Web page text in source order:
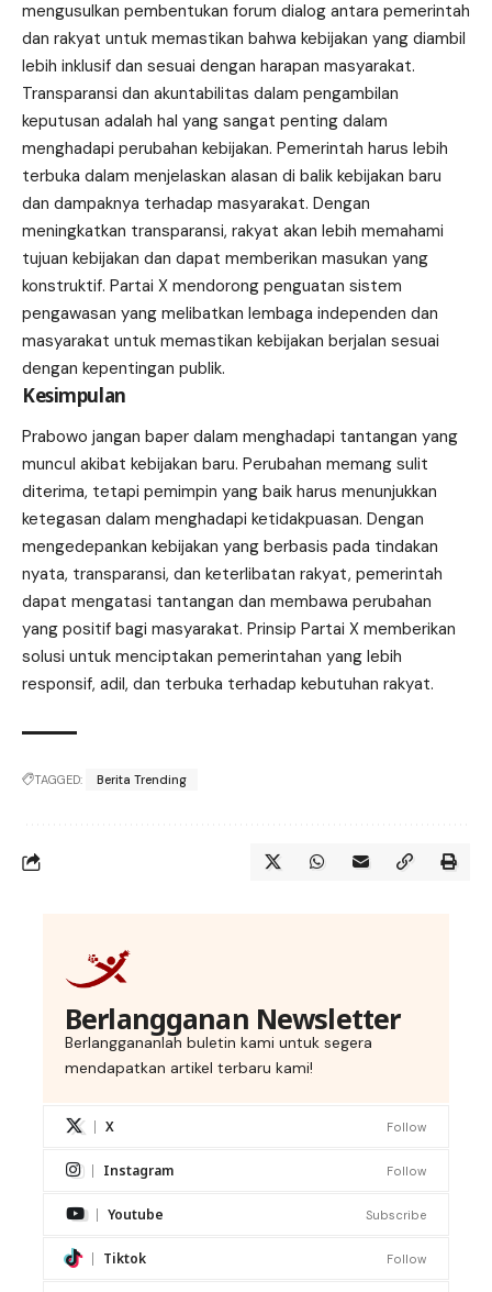
mengusulkan pembentukan forum dialog antara pemerintah
dan rakyat untuk memastikan bahwa kebijakan yang diambil
lebih inklusif dan sesuai dengan harapan masyarakat.
Transparansi dan akuntabilitas dalam pengambilan
keputusan adalah hal yang sangat penting dalam
menghadapi perubahan kebijakan. Pemerintah harus lebih
terbuka dalam menjelaskan alasan di balik kebijakan baru
dan dampaknya terhadap masyarakat. Dengan
meningkatkan transparansi, rakyat akan lebih memahami
tujuan kebijakan dan dapat memberikan masukan yang
konstruktif. Partai X mendorong penguatan sistem
pengawasan yang melibatkan lembaga independen dan
masyarakat untuk memastikan kebijakan berjalan sesuai
dengan kepentingan publik.
Kesimpulan
Prabowo jangan baper dalam menghadapi tantangan yang
muncul akibat kebijakan baru. Perubahan memang sulit
diterima, tetapi pemimpin yang baik harus menunjukkan
ketegasan dalam menghadapi ketidakpuasan. Dengan
mengedepankan kebijakan yang berbasis pada tindakan
nyata, transparansi, dan keterlibatan rakyat, pemerintah
dapat mengatasi tantangan dan membawa perubahan
yang positif bagi masyarakat. Prinsip Partai X memberikan
solusi untuk menciptakan pemerintahan yang lebih
responsif, adil, dan terbuka terhadap kebutuhan rakyat.
TAGGED: Berita Trending
Berlangganan Newsletter
Berlanggananlah buletin kami untuk segera
mendapatkan artikel terbaru kami!
X Follow
Instagram Follow
Youtube Subscribe
Tiktok Follow